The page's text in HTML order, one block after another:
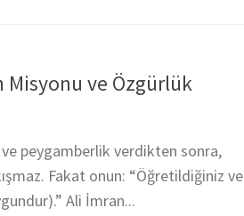
Misyonu ve Özgürlük
peygamberlik verdikten sonra,
Fakat onun: “Öğretildiğiniz ve
Ali İmran...